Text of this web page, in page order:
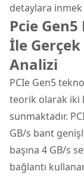
detaylara inmek
Pcie Gen5
İle
Analizi
PCIe Gen5
teorik olarak iki
sunmaktadır.
GB/s bant
başına 4 GB/s
bağlantı